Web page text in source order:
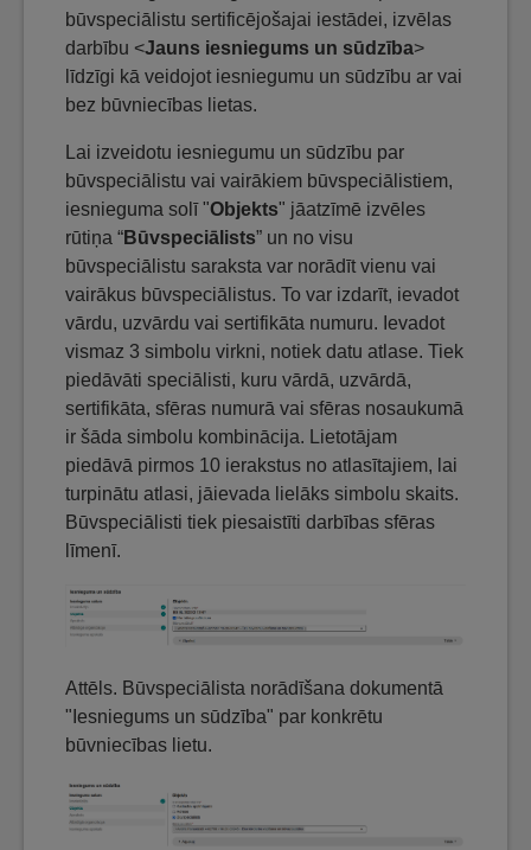
būvspeciālistu sertificējošajai iestādei, izvēlas
darbību <Jauns iesniegums un sūdzība>
līdzīgi kā veidojot iesniegumu un sūdzību ar vai
bez būvniecības lietas.
Lai izveidotu iesniegumu un sūdzību par
būvspeciālistu vai vairākiem būvspeciālistiem,
iesnieguma solī "Objekts" jāatzīmē izvēles
rūtiņa “Būvspeciālists” un no visu
būvspeciālistu saraksta var norādīt vienu vai
vairākus būvspeciālistus. To var izdarīt, ievadot
vārdu, uzvārdu vai sertifikāta numuru. Ievadot
vismaz 3 simbolu virkni, notiek datu atlase. Tiek
piedāvāti speciālisti, kuru vārdā, uzvārdā,
sertifikāta, sfēras numurā vai sfēras nosaukumā
ir šāda simbolu kombinācija. Lietotājam
piedāvā pirmos 10 ierakstus no atlasītajiem, lai
turpinātu atlasi, jāievada lielāks simbolu skaits.
Būvspeciālisti tiek piesaistīti darbības sfēras
līmenī.
Attēls. Būvspeciālista norādīšana dokumentā
"Iesniegums un sūdzība" par konkrētu
būvniecības lietu.